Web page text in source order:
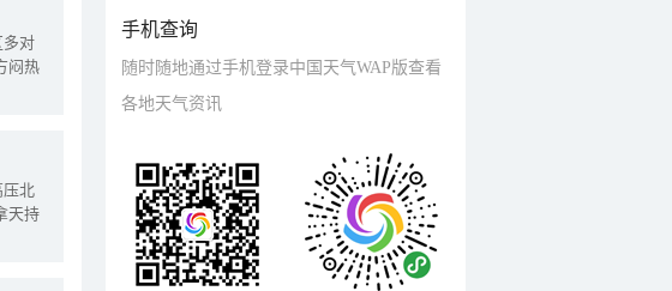
多对
闷热
压北
天持
手机查询
随时随地通过手机登录中国天气WAP版查看
各地天气资讯